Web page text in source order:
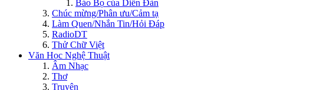
Báo Bọ của Diễn Đàn
Chúc mừng/Phân ưu/Cảm tạ
Làm Quen/Nhắn Tin/Hỏi Đáp
RadioDT
Thử Chữ Việt
Văn Học Nghệ Thuật
Âm Nhạc
Thơ
Truyện